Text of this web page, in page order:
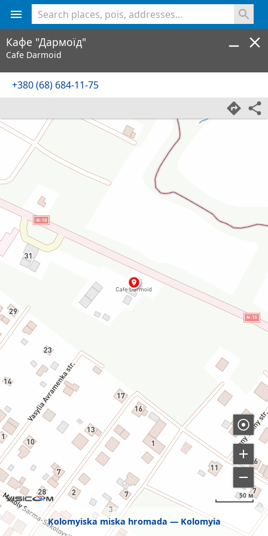
Kolomyiska miska hromada Kolomyia
50 м
Кафе "Дармоїд"
Cafe Darmoid
+380 (68) 684-11-75
<% console.log(hcard) %>